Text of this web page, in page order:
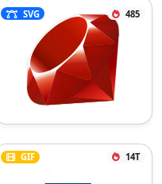
SVG 485
GIF 14T